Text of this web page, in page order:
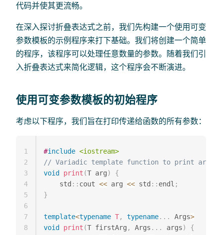
代码并使其更流畅。
在深入探讨折叠表达式之前，我们先构建一个使用可变
参数模板的示例程序来打下基础。我们将创建一个简单
的程序，该程序可以处理任意数量的参数。随着我们引
入折叠表达式来简化逻辑，这个程序会不断演进。
使用可变参数模板的初始程序
考虑以下程序，我们旨在打印传递给函数的所有参数：
#include <iostream>
// Variadic template function to print
void
print (T arg)
{
    std
:: cout << arg << std :: endl ;
}
template<typename T, typename. . . Args>
void
print (T firstArg , Args . . . args)
{
1
2
3
4
5
6
7
8